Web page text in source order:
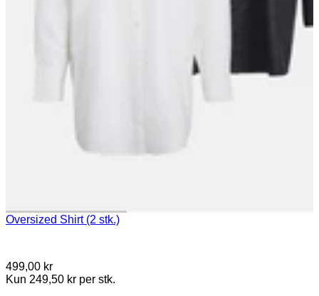
Oversized Shirt (2 stk.)
499,00 kr
Kun 249,50 kr per stk.